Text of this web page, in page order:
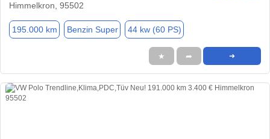
Himmelkron, 95502
195.000 km Benzin Super 44 kw (60 PS)
★ ➦ ➜